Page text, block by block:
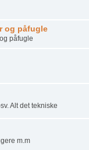
og påfugle
påfugle
Alt det tekniske
m.m